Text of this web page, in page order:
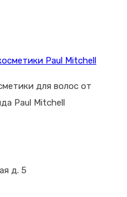
для волос от
Paul Mitchell
д. 5